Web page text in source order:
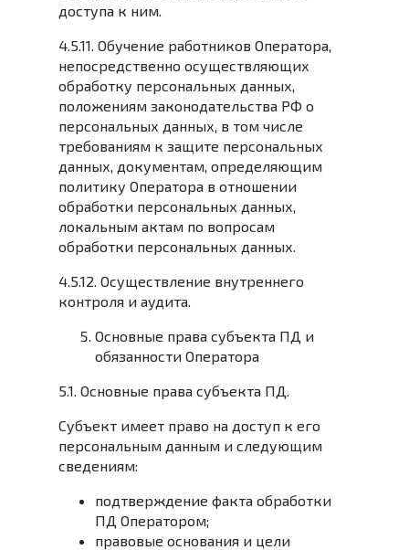
доступа к ним.
4.5.11. Обучение работников Оператора,
непосредственно осуществляющих
обработку персональных данных,
положениям законодательства РФ о
персональных данных, в том числе
требованиям к защите персональных
данных, документам, определяющим
политику Оператора в отношении
обработки персональных данных,
локальным актам по вопросам
обработки персональных данных.
4.5.12. Осуществление внутреннего
контроля и аудита.
Основные права субъекта ПД и
обязанности Оператора
5.1. Основные права субъекта ПД.
Субъект имеет право на доступ к его
персональным данным и следующим
сведениям:
подтверждение факта обработки
ПД Оператором;
правовые основания и цели